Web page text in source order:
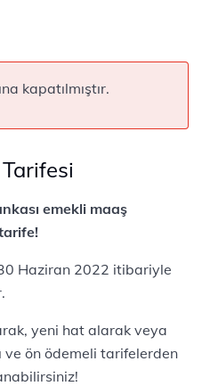
kapatılmıştır.
emekli maaş
Haziran 2022 itibariyle
yeni hat alarak veya
ve ön ödemeli tarifelerden